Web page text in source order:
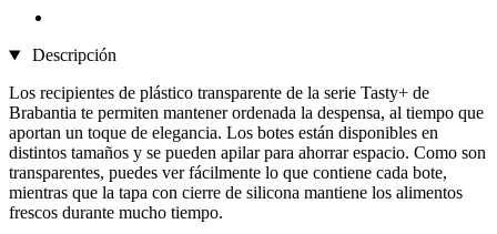
Descripción
Los recipientes de plástico transparente de la serie Tasty+ de
Brabantia te permiten mantener ordenada la despensa, al tiempo que
aportan un toque de elegancia. Los botes están disponibles en
distintos tamaños y se pueden apilar para ahorrar espacio. Como son
transparentes, puedes ver fácilmente lo que contiene cada bote,
mientras que la tapa con cierre de silicona mantiene los alimentos
frescos durante mucho tiempo.